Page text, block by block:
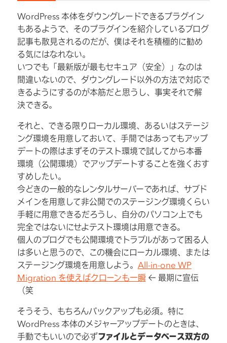
WordPress 本体をダウングレードできるプラグイン
もあるようで、そのプラグインを紹介しているブログ
記事も散見されるのだが、僕はそれを積極的に勧め
る気にはなれない。
いつでも「最新版が最もセキュア（安全）」なのは
間違いないので、ダウングレード以外の方法で対応で
きるようにするのが本筋だと思うし、事実それで解
決できる。
それと、できる限りローカル環境、あるいはステージ
ング環境を用意しておいて、手間ではあってもアップ
デートの際はまずそのテスト環境で試してから本番
環境（公開環境）でアップデートすることを強くおす
すめしたい。
今どきの一般的なレンタルサーバーであれば、サブド
メインを用意して非公開でのステージング環境くらい
手軽に用意できるだろうし、自分のパソコン上でも
完全ではないにせよテスト環境は用意できる。
個人のブログでも公開環境でトラブルがあって困る人
は多いと思うので、この機会にローカル環境、または
ステージング環境を用意しよう。 All-in-one WP
Migration を使えばクローンも一瞬← 最期に宣伝
（笑
そうそう、もちろんバックアップも必須。特に
WordPress 本体のメジャーアップデートのときは、
手動でもいいので必ずファイルとデータベース双方の